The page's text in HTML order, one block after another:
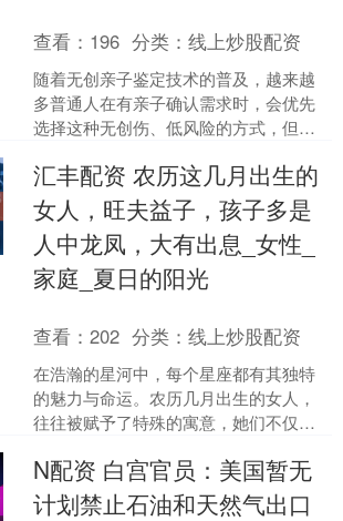
查看： 196 分类：线上炒股配资
随着无创亲子鉴定技术的普及，越来越
多普通人在有亲子确认需求时，会优先
选择这种无创伤、低风险的方式，但同
定，中量基因的安全性有保....
汇丰配资 农历这几月出生的
女人，旺夫益子，孩子多是
人中龙凤，大有出息_女性_
家庭_夏日的阳光
查看：202 分类：线上炒股配资
在浩瀚的星河中，每个星座都有其独特
的魅力与命运。农历几月出生的女人，
往往被赋予了特殊的寓意，她们不仅自
盛。今天，就让我们一同探索....
N配资 白宫官员：美国暂无
计划禁止石油和天然气出口